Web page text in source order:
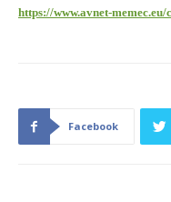
https://www.avnet-
Facebook